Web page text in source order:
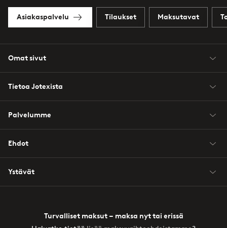
Asiakaspalvelu Tilaukset Maksutavat
Omat sivut
Tietoa Jotexista
Palvelumme
Ehdot
Ystävät
Turvalliset maksut – maksa nyt tai erissä